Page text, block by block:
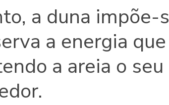
a duna impõe-
a energia que
a areia o seu